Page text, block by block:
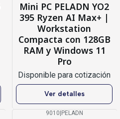
Mini PC PELADN YO2
395 Ryzen AI Max+ |
Workstation
Compacta con 128GB
RAM y Windows 11
Pro
Disponible para cotización
Ver detalles
9010 PELADN